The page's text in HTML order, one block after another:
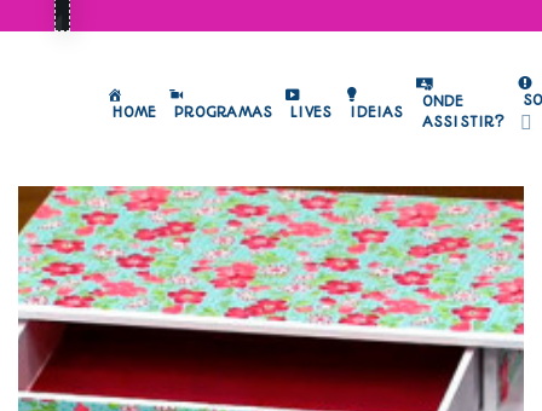
HOME PROGRAMAS LIVES IDEIAS
ONDE
ASSISTIR?